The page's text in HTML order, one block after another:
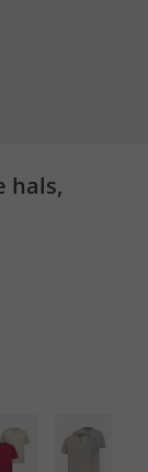
hals,